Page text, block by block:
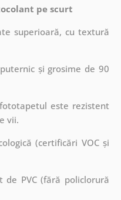
pe scurt
superioară, cu textură
și grosime de 90
este rezistent
vii.
(certificări VOC și
PVC (fără policlorură